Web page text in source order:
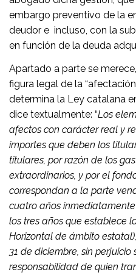
embargo preventivo de la
deudor e incluso, con la
en función de la deuda
Apartado a parte se
figura legal de la
determina la Ley catalana
dice textualmente: “Los
afectos con carácter real y
importes que deben los
titulares, por razón de los
extraordinarios, y por el
correspondan a la parte
cuatro años
los tres años que establece
Horizontal de ámbito
31 de diciembre, sin perjuicio
responsabilidad de quien